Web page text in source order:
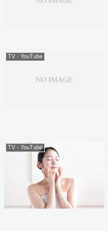
TV・YouTube
TV・YouTube